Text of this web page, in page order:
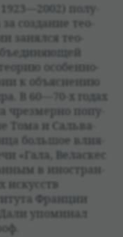
полу­
созда­ние тео­
занялся тео­
осо­бен­но­
к объяс­не­нию
В 60—70-х годах
чрезмерно попу­
Тома и Саль­ва­
большое вли­я­
«Гала, Велас­кес
в ино­стран­
Франции
Дали упоми­нал